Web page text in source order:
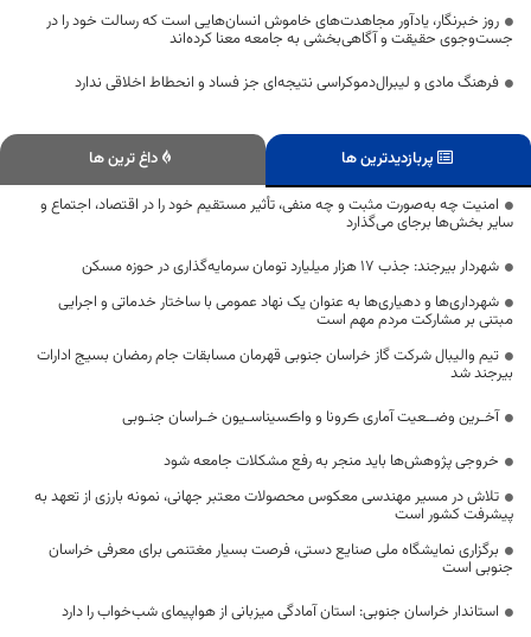
روز خبرنگار، یادآور مجاهدت‌های خاموش انسان‌هایی است که رسالت خود را در
جست‌وجوی حقیقت و آگاهی‌بخشی به جامعه معنا کرده‌اند
فرهنگ مادی و لیبرال‌دموکراسی نتیجه‌ای جز فساد و انحطاط اخلاقی ندارد
پربازدیدترین ها
داغ ترین ها
امنیت چه به‌صورت مثبت و چه منفی، تأثیر مستقیم خود را در اقتصاد، اجتماع و
سایر بخش‌ها برجای می‌گذارد
شهردار بیرجند: جذب ۱۷ هزار میلیارد تومان سرمایه‌گذاری در حوزه مسکن
شهرداری‌ها و دهیاری‌ها به عنوان یک نهاد عمومی با ساختار خدماتی و اجرایی
مبتنی بر مشارکت مردم مهم است
تیم والیبال شرکت گاز خراسان جنوبی قهرمان مسابقات جام رمضان بسیج ادارات
بیرجند شد
آخـرین وضــعیت آماری ڪرونا و واڪسیناسـیون خـراسان جنـوبی
خروجی پژوهش‌ها باید منجر به رفع مشکلات جامعه شود
تلاش در مسیر مهندسی معکوس محصولات معتبر جهانی، نمونه بارزی از تعهد به
پیشرفت کشور است
برگزاری نمایشگاه ملی صنایع دستی، فرصت بسیار مغتنمی برای معرفی خراسان
جنوبی است
استاندار خراسان جنوبی: استان آمادگی میزبانی از هواپیمای شب‌خواب را دارد